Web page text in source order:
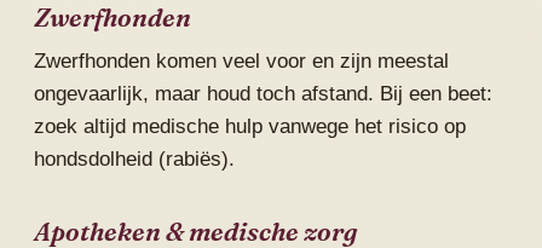
Zwerfhonden
Zwerfhonden komen veel voor en zijn meestal
ongevaarlijk, maar houd toch afstand. Bij een beet:
zoek altijd medische hulp vanwege het risico op
hondsdolheid (rabiës).
Apotheken & medische zorg